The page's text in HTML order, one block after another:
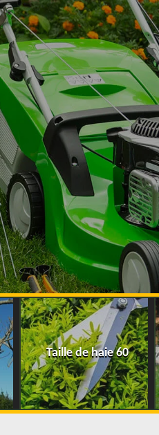
Taille de haie 60